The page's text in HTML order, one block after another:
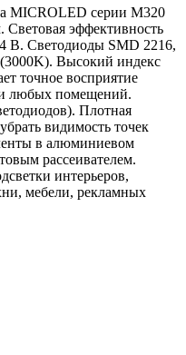
MICROLED серии M320
эффективность
В. Светодиоды SMD 2216,
Высокий индекс
точное восприятие
любых помещений.
Плотная
видимость точек
в алюминиевом
рассеивателем.
интерьеров,
мебели, рекламных